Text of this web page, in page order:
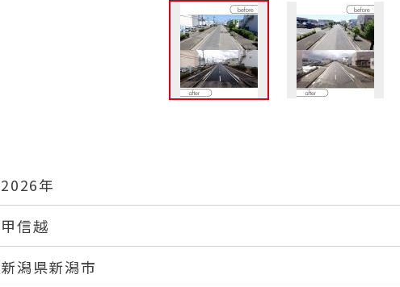
2026年
甲信越
新潟県新潟市